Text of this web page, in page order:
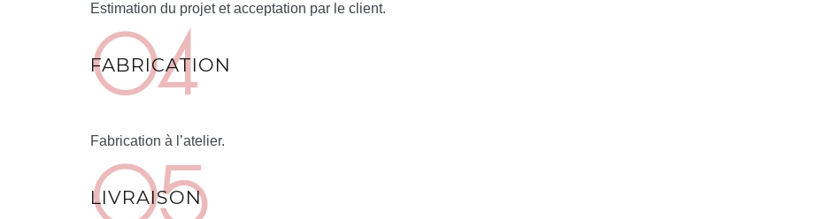
Estimation du projet et acceptation par le client.
FABRICATION
Fabrication à l’atelier.
LIVRAISON